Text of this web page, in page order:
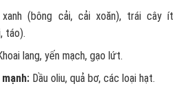
xanh (bông cải, cải xoăn), trái cây ít
táo).
lang, yến mạch, gạo lứt.
Dầu oliu, quả bơ, các loại hạt.